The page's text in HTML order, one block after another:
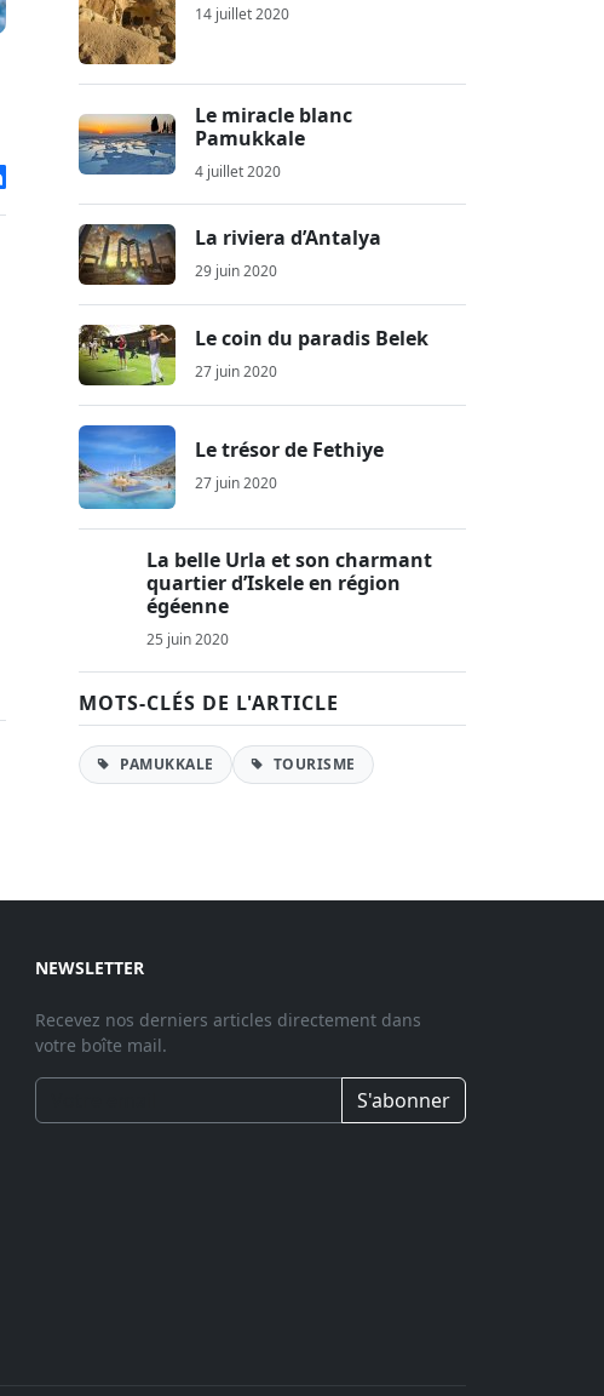
14 juillet 2020
Le miracle blanc
Pamukkale
4 juillet 2020
La riviera d’Antalya
29 juin 2020
Le coin du paradis Belek
27 juin 2020
Le trésor de Fethiye
27 juin 2020
La belle Urla et son charmant
quartier d’Iskele en région
égéenne
25 juin 2020
MOTS-CLÉS DE L'ARTICLE
PAMUKKALE TOURISME
NEWSLETTER
Recevez nos derniers articles directement dans
votre boîte mail.
S'abonner